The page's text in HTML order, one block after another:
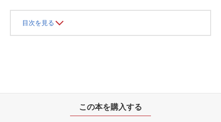
目次を見る
この本を購入する